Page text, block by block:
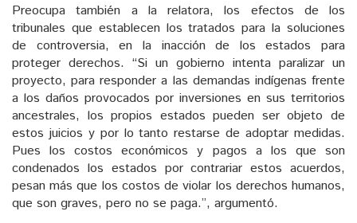
Preocupa también a la relatora, los efectos de los
tribunales que establecen los tratados para la soluciones
de controversia, en la inacción de los estados para
proteger derechos. “Si un gobierno intenta paralizar un
proyecto, para responder a las demandas indígenas frente
a los daños provocados por inversiones en sus territorios
ancestrales, los propios estados pueden ser objeto de
estos juicios y por lo tanto restarse de adoptar medidas.
Pues los costos económicos y pagos a los que son
condenados los estados por contrariar estos acuerdos,
pesan más que los costos de violar los derechos humanos,
que son graves, pero no se paga.”, argumentó.